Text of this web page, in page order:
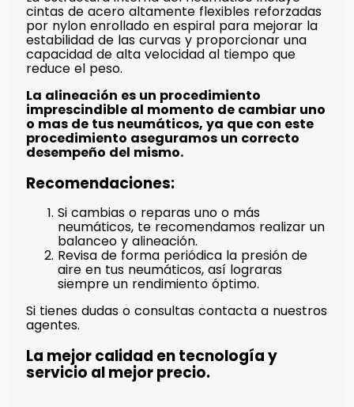
cintas de acero altamente flexibles reforzadas
por nylon enrollado en espiral para mejorar la
estabilidad de las curvas y proporcionar una
capacidad de alta velocidad al tiempo que
reduce el peso.
La alineación es un procedimiento
imprescindible al momento de cambiar uno
o mas de tus neumáticos, ya que con este
procedimiento aseguramos un correcto
desempeño del mismo.
Recomendaciones:
Si cambias o reparas uno o más
neumáticos, te recomendamos realizar un
balanceo y alineación.
Revisa de forma periódica la presión de
aire en tus neumáticos, así lograras
siempre un rendimiento óptimo.
Si tienes dudas o consultas contacta a nuestros
agentes.
La mejor calidad en tecnología y
servicio al mejor precio.